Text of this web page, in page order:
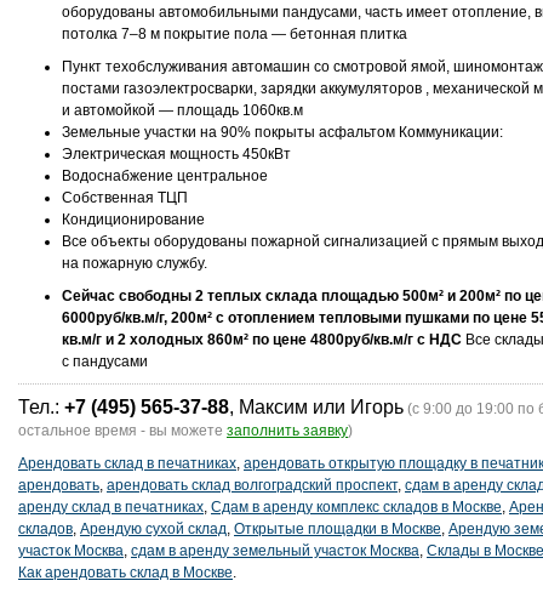
оборудованы автомобильными пандусами, часть имеет отопление,
потолка 7–8 м покрытие пола — бетонная плитка
Пункт техобслуживания автомашин со смотровой ямой,
постами газоэлектросварки, зарядки аккумуляторов , механической
и автомойкой — площадь 1060кв.м
Земельные участки на 90% покрыты асфальтом Коммуникации:
Электрическая мощность 450кВт
Водоснабжение центральное
Собственная ТЦП
Кондиционирование
Все объекты оборудованы пожарной сигнализацией с прямым
на пожарную службу.
Сейчас свободны 2 теплых склада площадью 500м² и 200м² по
6000руб/кв.м/г, 200м² с отоплением тепловыми пушками по цене
кв.м/г и 2 холодных 860м² по цене 4800руб/кв.м/г с НДС Все склады
с пандусами
Тел.: +7 (495) 565-37-88, Максим или Игорь (с 9:00 до 19:00 по
остальное время - вы можете заполнить заявку)
Арендовать склад в печатниках, арендовать открытую площадку в
арендовать, арендовать склад волгоградский проспект, сдам в аренду
аренду склад в печатниках, Сдам в аренду комплекс складов в Москве,
складов, Арендую сухой склад, Открытые площадки в Москве, Арендую
участок Москва, сдам в аренду земельный участок Москва, Склады в
Как арендовать склад в Москве.